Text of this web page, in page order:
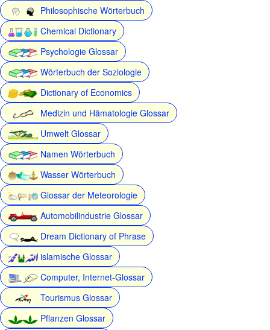
Philosophische Wörterbuch
Chemical Dictionary
Psychologie Glossar
Wörterbuch der Soziologie
Dictionary of Economics
Medizin und Hämatologie Glossar
Umwelt Glossar
Namen Wörterbuch
Wasser Wörterbuch
Glossar der Meteorologie
Automobilindustrie Glossar
Dream Dictionary of Phrase
islamische Glossar
Computer, Internet-Glossar
Tourismus Glossar
Pflanzen Glossar